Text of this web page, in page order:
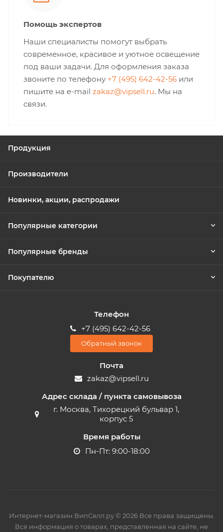
Помощь экспертов
Наши специалисты помогут выбрать
современное, красивое и уютное освещение
под ваши задачи. Для оформления заказа
звоните по телефону +7 (495) 642-42-56 или
пишите на e-mail zakaz@vipsell.ru. Мы на
связи.
Продукция
Производители
Новинки, акции, распродажи
Популярные категории
Популярные бренды
Покупателю
Телефон
+7 (495) 642-42-56
Обратный звонок
Почта
zakaz@vipsell.ru
Адрес склада / пункта самовывоза
г. Москва, Тихорецкий бульвар 1,
корпус 5
Время работы
Пн-Пт: 9:00-18:00
Интернет-магазин ВипСелл.ру © 2026 Все права защищены.
Вся информация о товарах, представленная на сайте, не